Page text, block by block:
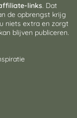
links. Dat
de opbrengst krijg
niets extra en zorgt
blijven publiceren.